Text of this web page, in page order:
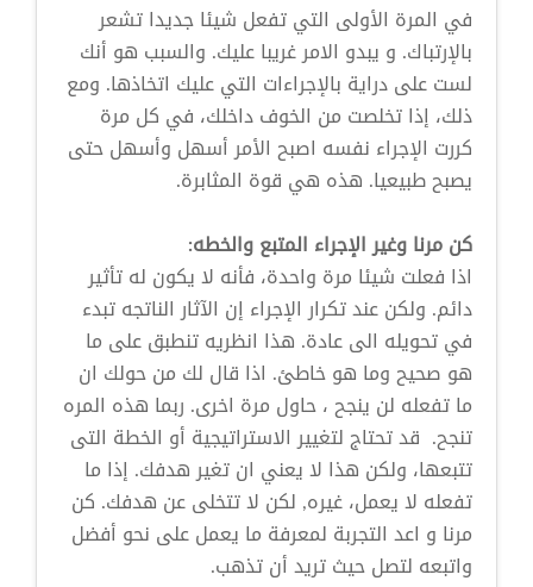
في المرة الأولى التي تفعل شيئا جديدا تشعر
بالإرتباك. و يبدو الامر غريبا عليك. والسبب هو أنك
لست على دراية بالإجراءات التي عليك اتخاذها. ومع
ذلك، إذا تخلصت من الخوف داخلك، في كل مرة
كررت الإجراء نفسه اصبح الأمر أسهل وأسهل حتى
يصبح طبيعيا. هذه هي قوة المثابرة.
كن مرنا وغير الإجراء المتبع والخطه:
اذا فعلت شيئا مرة واحدة، فأنه لا يكون له تأثير
دائم. ولكن عند تكرار الإجراء إن الآثار الناتجه تبدء
في تحويله الى عادة. هذا انظريه تنطبق على ما
هو صحيح وما هو خاطئ. اذا قال لك من حولك ان
ما تفعله لن ينجح ، حاول مرة اخرى. ربما هذه المره
تنجح. قد تحتاج لتغيير الاستراتيجية أو الخطة التى
تتبعها، ولكن هذا لا يعني ان تغير هدفك. إذا ما
تفعله لا يعمل، غيره, لكن لا تتخلى عن هدفك. كن
مرنا و اعد التجربة لمعرفة ما يعمل على نحو أفضل
واتبعه لتصل حيث تريد أن تذهب.